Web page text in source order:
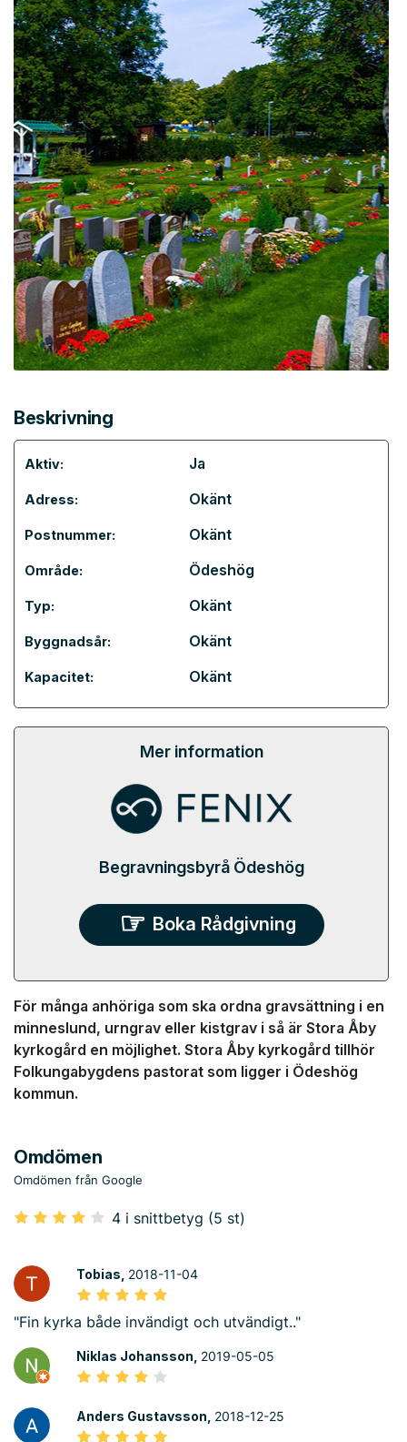
Beskrivning
Aktiv: Ja
Adress: Okänt
Postnummer: Okänt
Område: Ödeshög
Typ: Okänt
Byggnadsår: Okänt
Kapacitet: Okänt
Mer information
Begravningsbyrå Ödeshög
Boka Rådgivning
För många anhöriga som ska ordna gravsättning i en
minneslund, urngrav eller kistgrav i så är Stora Åby
kyrkogård en möjlighet. Stora Åby kyrkogård tillhör
Folkungabygdens pastorat som ligger i Ödeshög
kommun.
Omdömen
Omdömen från Google
4 i snittbetyg (5 st)
Tobias, 2018-11-04
"Fin kyrka både invändigt och utvändigt.."
Niklas Johansson, 2019-05-05
Anders Gustavsson, 2018-12-25